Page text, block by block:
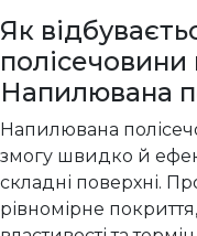
Як
полісечовини
Напилювана
Напилювана
змогу швидко й
складні поверхні.
рівномірне